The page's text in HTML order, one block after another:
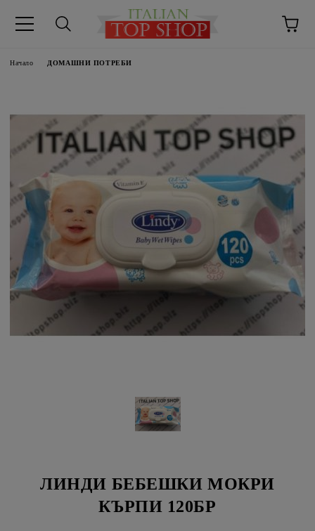
Начало ДОМАШНИ ПОТРЕБИ
ЛИНДИ БЕБЕШКИ МОКРИ
КЪРПИ 120БР